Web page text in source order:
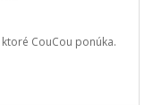
CouCou ponúka.